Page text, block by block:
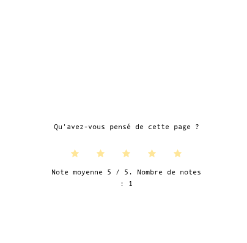
Qu'avez-vous pensé de cette page ?
Note moyenne 5 / 5. Nombre de notes
: 1